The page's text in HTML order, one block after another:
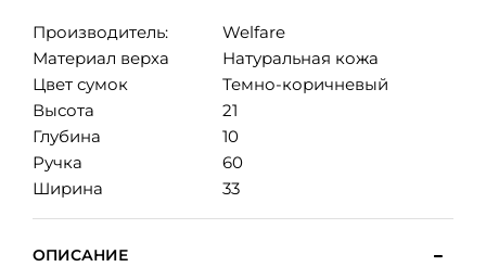
Производитель:
Welfare
Материал верха
Натуральная кожа
Цвет сумок
Темно-коричневый
Высота
21
Глубина
10
Ручка
60
Ширина
33
ОПИСАНИЕ